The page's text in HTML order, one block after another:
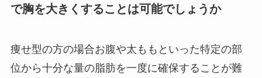
で胸を大きくすることは可能でしょうか
痩せ型の方の場合お腹や太ももといった特定の部
位から十分な量の脂肪を一度に確保することが難